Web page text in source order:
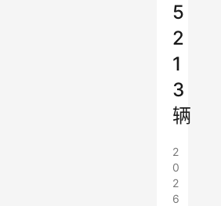
5
2
1
3
辆
2
0
2
6